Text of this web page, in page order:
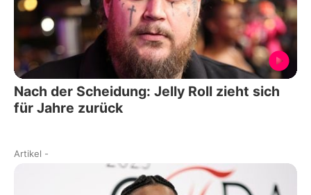
Nach der Scheidung: Jelly Roll zieht sich
für Jahre zurück
Artikel -